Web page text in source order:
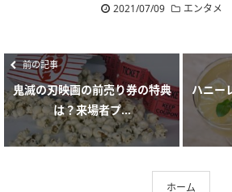
2021/07/09
エンタメ
前の記事
鬼滅の刃映画の前売り券の特典
は？来場者プ...
ハニー
ホーム